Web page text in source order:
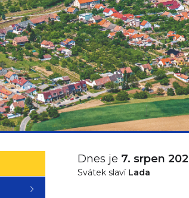
Dnes je 7. srpen
Svátek slaví Lada